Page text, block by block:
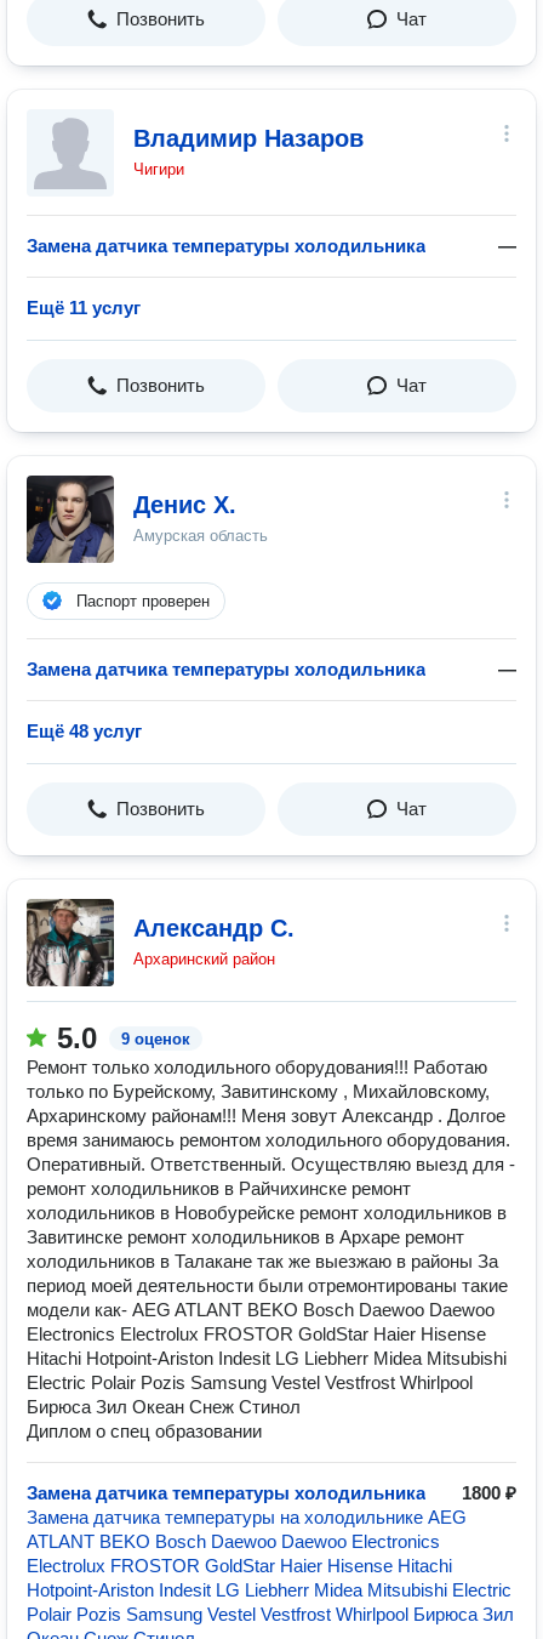
Позвонить Чат
Владимир Назаров
Чигири
Замена датчика температуры холодильника —
Ещё 11 услуг
Позвонить Чат
Денис Х.
Амурская область
Паспорт проверен
Замена датчика температуры холодильника —
Ещё 48 услуг
Позвонить Чат
Александр С.
Архаринский район
5.0 9 оценок
Ремонт только холодильного оборудования!!! Работаю
только по Бурейскому, Завитинскому , Михайловскому,
Архаринскому районам!!! Меня зовут Александр . Долгое
время занимаюсь ремонтом холодильного оборудования.
Оперативный. Ответственный. Осуществляю выезд для -
ремонт холодильников в Райчихинске ремонт
холодильников в Новобурейске ремонт холодильников в
Завитинске ремонт холодильников в Архаре ремонт
холодильников в Талакане так же выезжаю в районы За
период моей деятельности были отремонтированы такие
модели как- AEG ATLANT BEKO Bosch Daewoo Daewoo
Electronics Electrolux FROSTOR GoldStar Haier Hisense
Hitachi Hotpoint-Ariston Indesit LG Liebherr Midea Mitsubishi
Electric Polair Pozis Samsung Vestel Vestfrost Whirlpool
Бирюса Зил Океан Снеж Стинол
Диплом о спец образовании
Замена датчика температуры холодильника
1800 ₽
Замена датчика температуры на холодильнике AEG
ATLANT BEKO Bosch Daewoo Daewoo Electronics
Electrolux FROSTOR GoldStar Haier Hisense Hitachi
Hotpoint-Ariston Indesit LG Liebherr Midea Mitsubishi Electric
Polair Pozis Samsung Vestel Vestfrost Whirlpool Бирюса Зил